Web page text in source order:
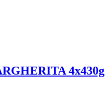
4x430g